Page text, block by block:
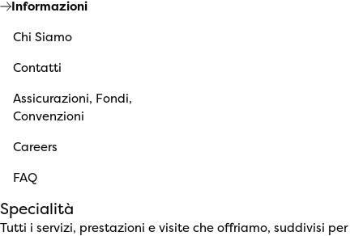
Informazioni
Chi Siamo
Contatti
Assicurazioni, Fondi,
Convenzioni
Careers
FAQ
Specialità
Tutti i servizi, prestazioni e visite che offriamo, suddivisi per